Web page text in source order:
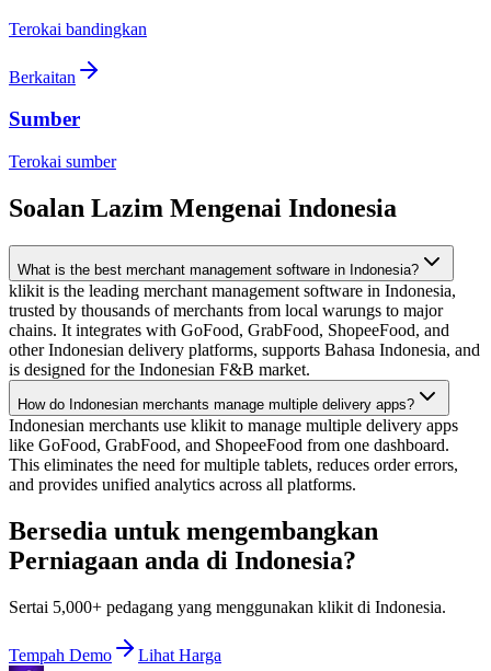
Terokai bandingkan
Berkaitan
Sumber
Terokai sumber
Soalan Lazim Mengenai Indonesia
What is the best merchant management software in Indonesia?
klikit is the leading merchant management software in Indonesia,
trusted by thousands of merchants from local warungs to major
chains. It integrates with GoFood, GrabFood, ShopeeFood, and
other Indonesian delivery platforms, supports Bahasa Indonesia, and
is designed for the Indonesian F&B market.
How do Indonesian merchants manage multiple delivery apps?
Indonesian merchants use klikit to manage multiple delivery apps
like GoFood, GrabFood, and ShopeeFood from one dashboard.
This eliminates the need for multiple tablets, reduces order errors,
and provides unified analytics across all platforms.
Bersedia untuk mengembangkan
Perniagaan anda di Indonesia?
Sertai 5,000+ pedagang yang menggunakan klikit di Indonesia.
Tempah Demo Lihat Harga